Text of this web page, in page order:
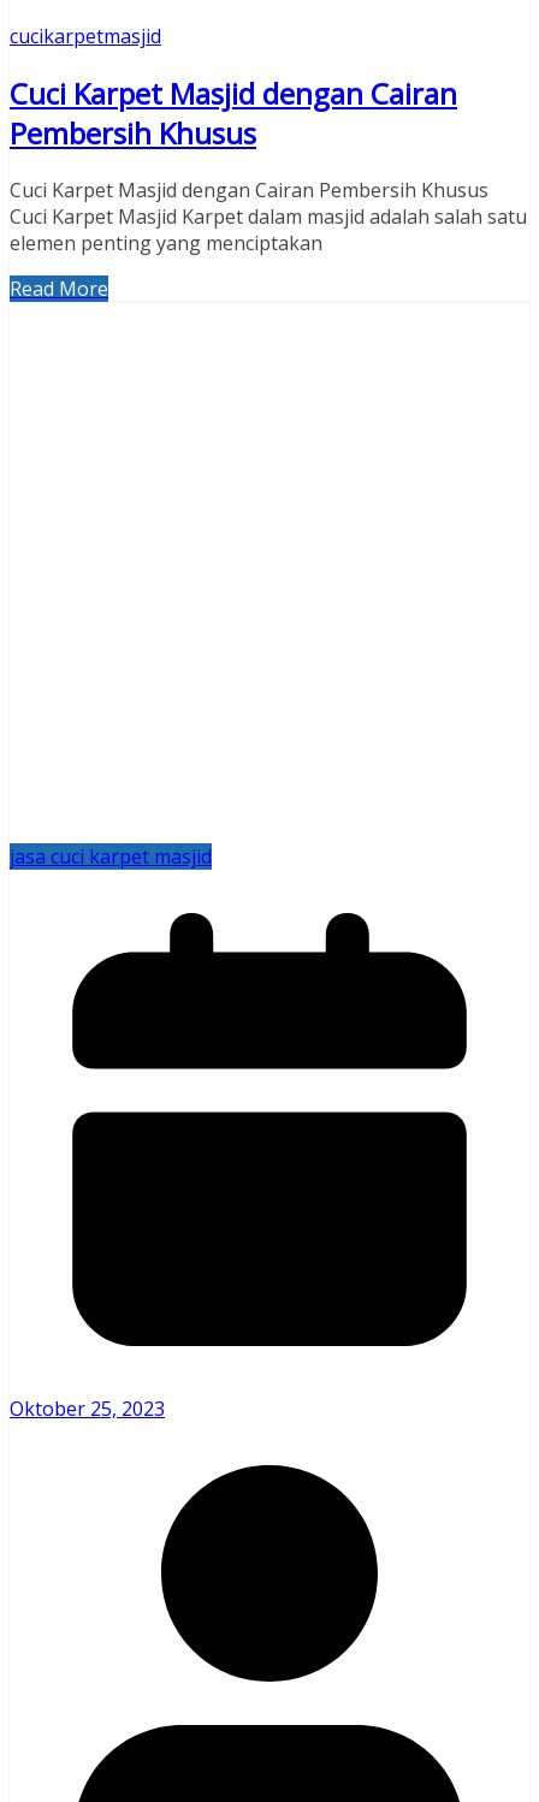
cucikarpetmasjid
Cuci Karpet Masjid dengan Cairan
Pembersih Khusus
Cuci Karpet Masjid dengan Cairan Pembersih Khusus
Cuci Karpet Masjid Karpet dalam masjid adalah salah satu
elemen penting yang menciptakan
Read More
jasa cuci karpet masjid
Oktober 25, 2023